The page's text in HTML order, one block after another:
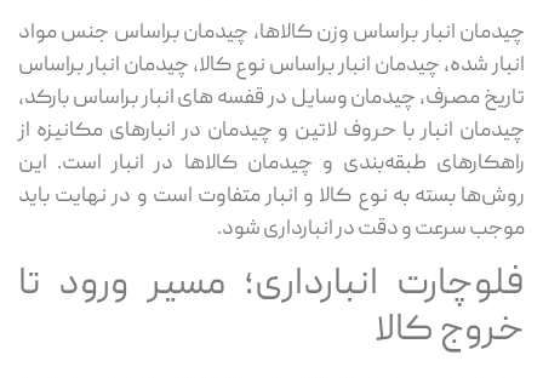
انبار براساس وزن کالاها، چیدمان براساس جنس مواد
شده، چیدمان انبار براساس نوع کالا، چیدمان انبار براساس
مصرف، چیدمان وسایل در قفسه های انبار براساس بارکد،
انبار با حروف لاتین و چیدمان در انبارهای مکانیزه از
طبقه‌بندی و چیدمان کالاها در انبار است. این
بسته به نوع کالا و انبار متفاوت است و در نهایت باید
سرعت و دقت در انبارداری شود.
انبارداری؛ مسیر ورود تا
کالا